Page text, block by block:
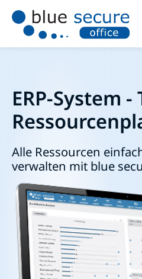
ERP-System
Alle Ressourcen
verwalten mit blue